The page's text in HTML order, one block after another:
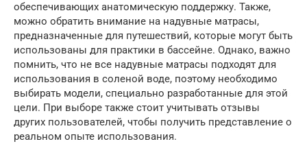
обеспечивающих анатомическую поддержку. Также,
можно обратить внимание на надувные матрасы,
предназначенные для путешествий, которые могут быть
использованы для практики в бассейне. Однако, важно
помнить, что не все надувные матрасы подходят для
использования в соленой воде, поэтому необходимо
выбирать модели, специально разработанные для этой
цели. При выборе также стоит учитывать отзывы
других пользователей, чтобы получить представление о
реальном опыте использования.